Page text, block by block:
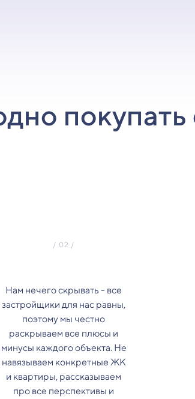
покупать
Нам нечего скрывать - все
застройщики для нас равны,
поэтому мы честно
раскрываем все плюсы и
минусы каждого объекта. Не
навязываем конкретные ЖК
и квартиры, рассказываем
про все перспективы и